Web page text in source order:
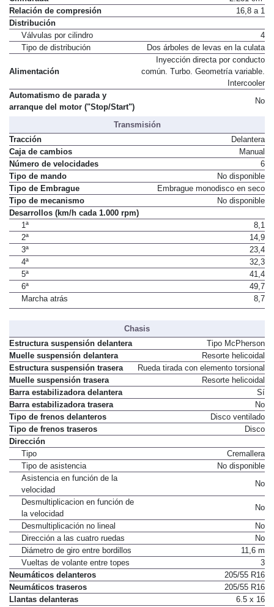
Relación de compresión
16,8 a 1
Distribución
Válvulas por cilindro
4
Tipo de distribución
Dos árboles de levas en la culata
Alimentación
Inyección directa por conducto
común. Turbo. Geometría variable.
Intercooler
Automatismo de parada y
arranque del motor ("Stop/Start")
No
Transmisión
Tracción
Delantera
Caja de cambios
Manual
Número de velocidades
6
Tipo de mando
No disponible
Tipo de Embrague
Embrague monodisco en seco
Tipo de mecanismo
No disponible
Desarrollos (km/h cada 1.000 rpm)
1ª
8,1
2ª
14,9
3ª
23,4
4ª
32,3
5ª
41,4
6ª
49,7
Marcha atrás
8,7
Chasis
Estructura suspensión delantera
Tipo McPherson
Muelle suspensión delantera
Resorte helicoidal
Estructura suspensión trasera
Rueda tirada con elemento torsional
Muelle suspensión trasera
Resorte helicoidal
Barra estabilizadora delantera
Sí
Barra estabilizadora trasera
No
Tipo de frenos delanteros
Disco ventilado
Tipo de frenos traseros
Disco
Dirección
Tipo
Cremallera
Tipo de asistencia
No disponible
Asistencia en función de la
velocidad
No
Desmultiplicacion en función de
la velocidad
No
Desmultiplicación no lineal
No
Dirección a las cuatro ruedas
No
Diámetro de giro entre bordillos
11,6 m
Vueltas de volante entre topes
3
Neumáticos delanteros
205/55 R16
Neumáticos traseros
205/55 R16
Llantas delanteras
6.5 x 16